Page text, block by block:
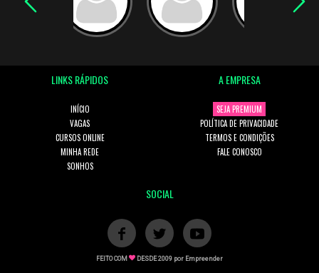
LINKS RÁPIDOS
INÍCIO
VAGAS
CURSOS ONLINE
MINHA REDE
SONHOS
A EMPRESA
SEJA PREMIUM
POLÍTICA DE PRIVACIDADE
TERMOS E CONDIÇÕES
FALE CONOSCO
SOCIAL
FEITO COM DESDE 2009 por Empreender